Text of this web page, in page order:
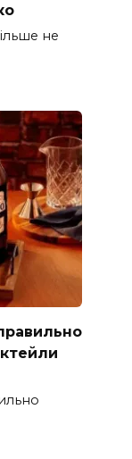
не